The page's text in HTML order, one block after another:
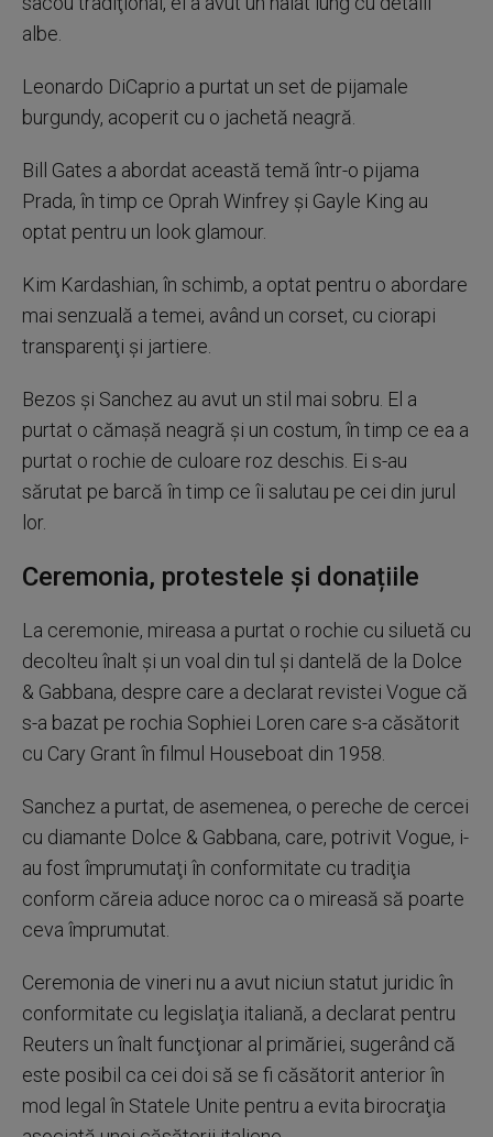
albe.
Leonardo DiCaprio a purtat un set de pijamale
burgundy, acoperit cu o jachetă neagră.
Bill Gates a abordat această temă într-o pijama
Prada, în timp ce Oprah Winfrey şi Gayle King au
optat pentru un look glamour.
Kim Kardashian, în schimb, a optat pentru o abordare
mai senzuală a temei, având un corset, cu ciorapi
transparenţi şi jartiere.
Bezos şi Sanchez au avut un stil mai sobru. El a
purtat o cămaşă neagră şi un costum, în timp ce ea a
purtat o rochie de culoare roz deschis. Ei s-au
sărutat pe barcă în timp ce îi salutau pe cei din jurul
lor.
Ceremonia, protestele și donațiile
La ceremonie, mireasa a purtat o rochie cu siluetă cu
decolteu înalt şi un voal din tul şi dantelă de la Dolce
& Gabbana, despre care a declarat revistei Vogue că
s-a bazat pe rochia Sophiei Loren care s-a căsătorit
cu Cary Grant în filmul Houseboat din 1958.
Sanchez a purtat, de asemenea, o pereche de cercei
cu diamante Dolce & Gabbana, care, potrivit Vogue, i-
au fost împrumutaţi în conformitate cu tradiţia
conform căreia aduce noroc ca o mireasă să poarte
ceva împrumutat.
Ceremonia de vineri nu a avut niciun statut juridic în
conformitate cu legislaţia italiană, a declarat pentru
Reuters un înalt funcţionar al primăriei, sugerând că
este posibil ca cei doi să se fi căsătorit anterior în
mod legal în Statele Unite pentru a evita birocraţia